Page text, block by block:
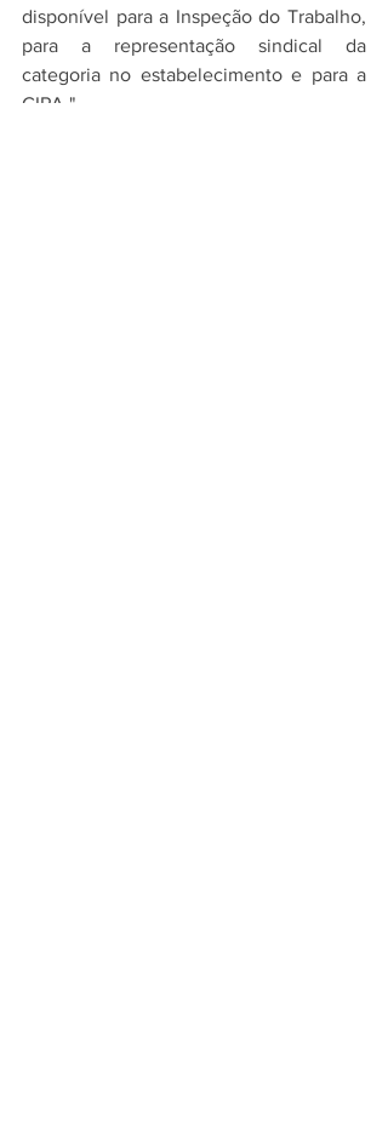
disponível para a Inspeção do Trabalho,
para a representação sindical da
categoria no estabelecimento e para a
CIPA."